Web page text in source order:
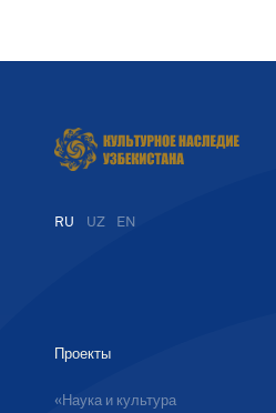
RU UZ EN
Проекты
«Наука и культура